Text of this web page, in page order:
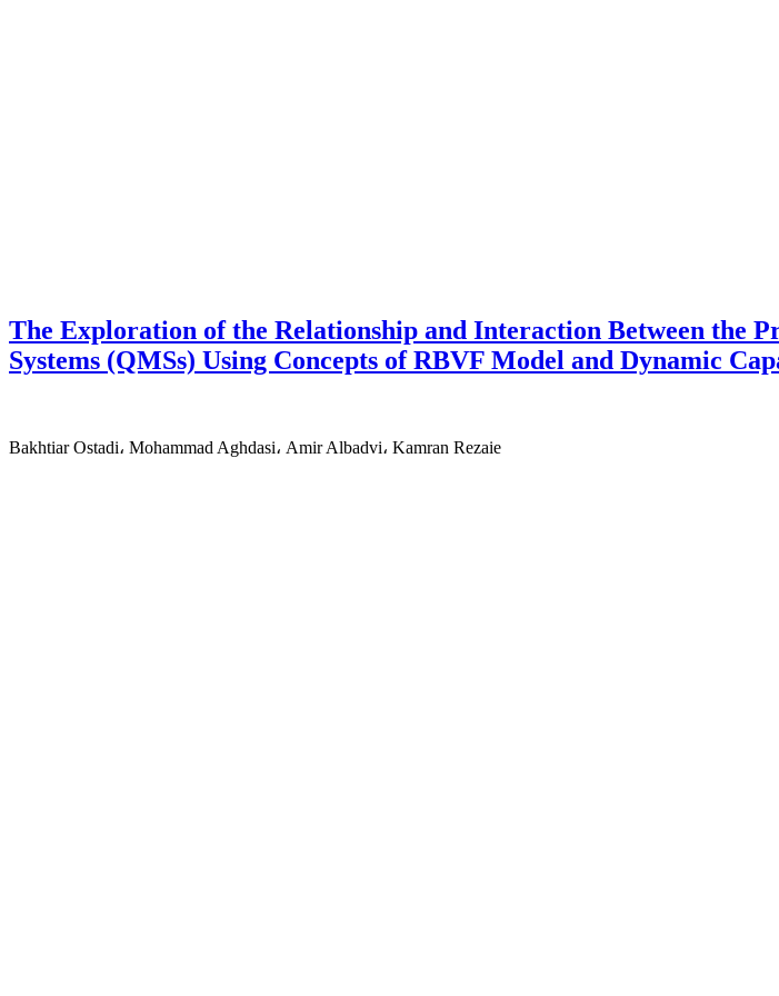
The Exploration of the Relationship and Interaction Between the
Systems (QMSs) Using Concepts of RBVF Model and Dynamic
Bakhtiar Ostadi، Mohammad Aghdasi، Amir Albadvi، Kamran Rezaie